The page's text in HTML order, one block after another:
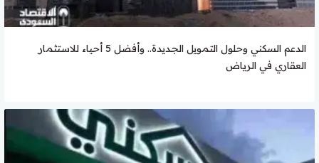
الدعم السكني وحلول التمويل الجديدة.. وأفضل 5 أحياء للاستثمار
العقاري في الرياض